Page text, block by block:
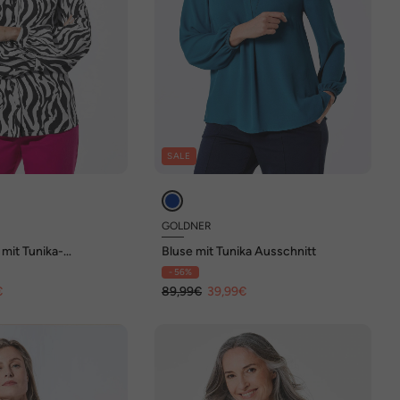
Tunika-
SALE
GOLDNER
Bluse mit Tunika Ausschnitt
- 56%
89,99€ 39,99€